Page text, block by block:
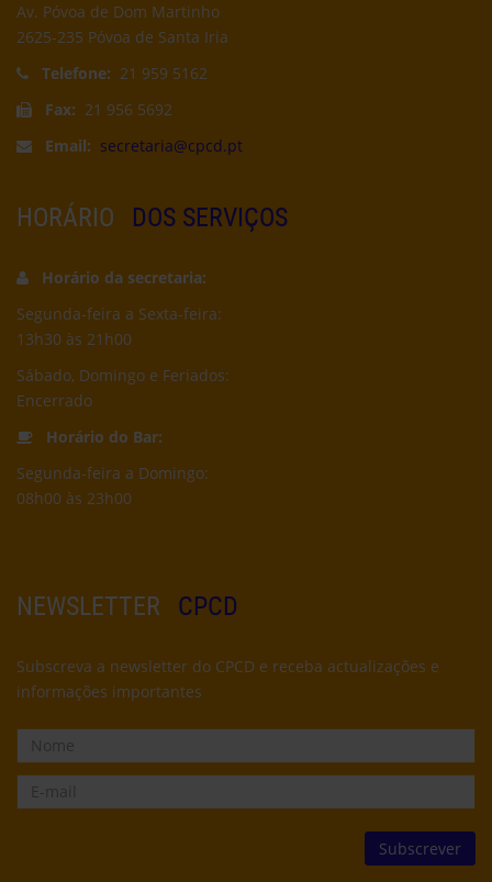
Av. Póvoa de Dom Martinho
2625-235 Póvoa de Santa Iria
Telefone: 21 959 5162
Fax: 21 956 5692
Email: secretaria@cpcd.pt
HORÁRIO DOS SERVIÇOS
Horário da secretaria:
Segunda-feira a Sexta-feira:
13h30 às 21h00
Sábado, Domingo e Feriados:
Encerrado
Horário do Bar:
Segunda-feira a Domingo:
08h00 às 23h00
NEWSLETTER CPCD
Subscreva a newsletter do CPCD e receba actualizações e
informações importantes